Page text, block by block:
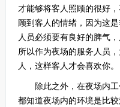
才能够将客人照顾的很好
顾到客人的情绪，因为这
人员必须要有良好的脾气
所以作为夜场的服务人员
人，这样客人才会喜欢你。
除此之外，在夜场内工
都知道夜场内的环境是比